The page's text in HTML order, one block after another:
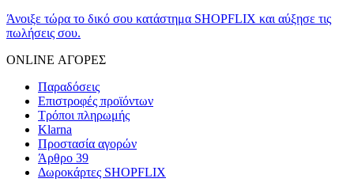
Άνοιξε τώρα το δικό σου κατάστημα SHOPFLIX και αύξησε τις
πωλήσεις σου.
ONLINE ΑΓΟΡΕΣ
Παραδόσεις
Επιστροφές προϊόντων
Τρόποι πληρωμής
Klarna
Προστασία αγορών
Άρθρο 39
Δωροκάρτες SHOPFLIX